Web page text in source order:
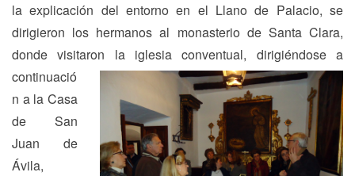
la explicación del entorno en el Llano de Palacio, se
dirigieron los hermanos al monasterio de Santa Clara,
donde visitaron la iglesia conventual, dirigiéndose a
continuació
n a la Casa
de San
Juan de
Ávila,